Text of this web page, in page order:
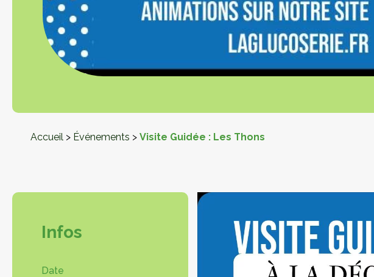
Accueil > Événements > Visite Guidée : Les Thons
Infos
Date